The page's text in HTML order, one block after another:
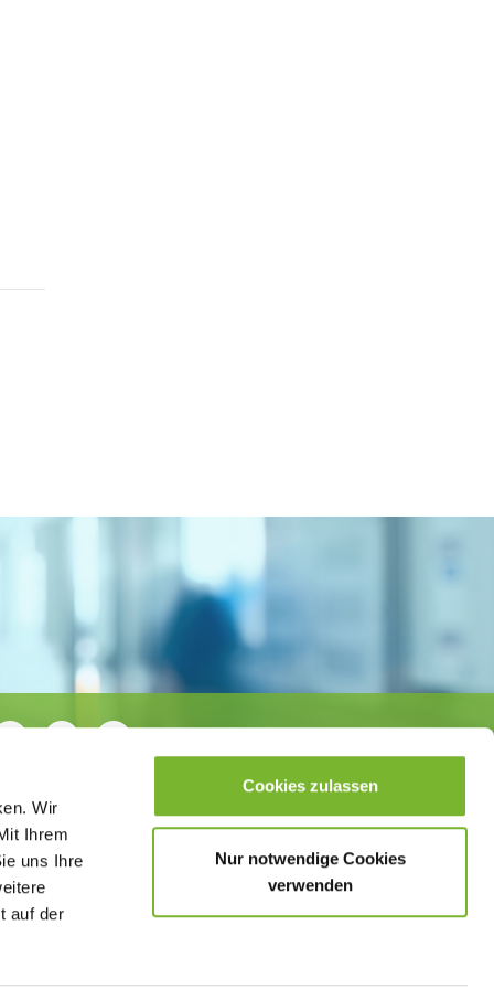
Wir
Ihrem
uns Ihre
auf der
Cookies zulassen
Nur notwendige Cookies
verwenden